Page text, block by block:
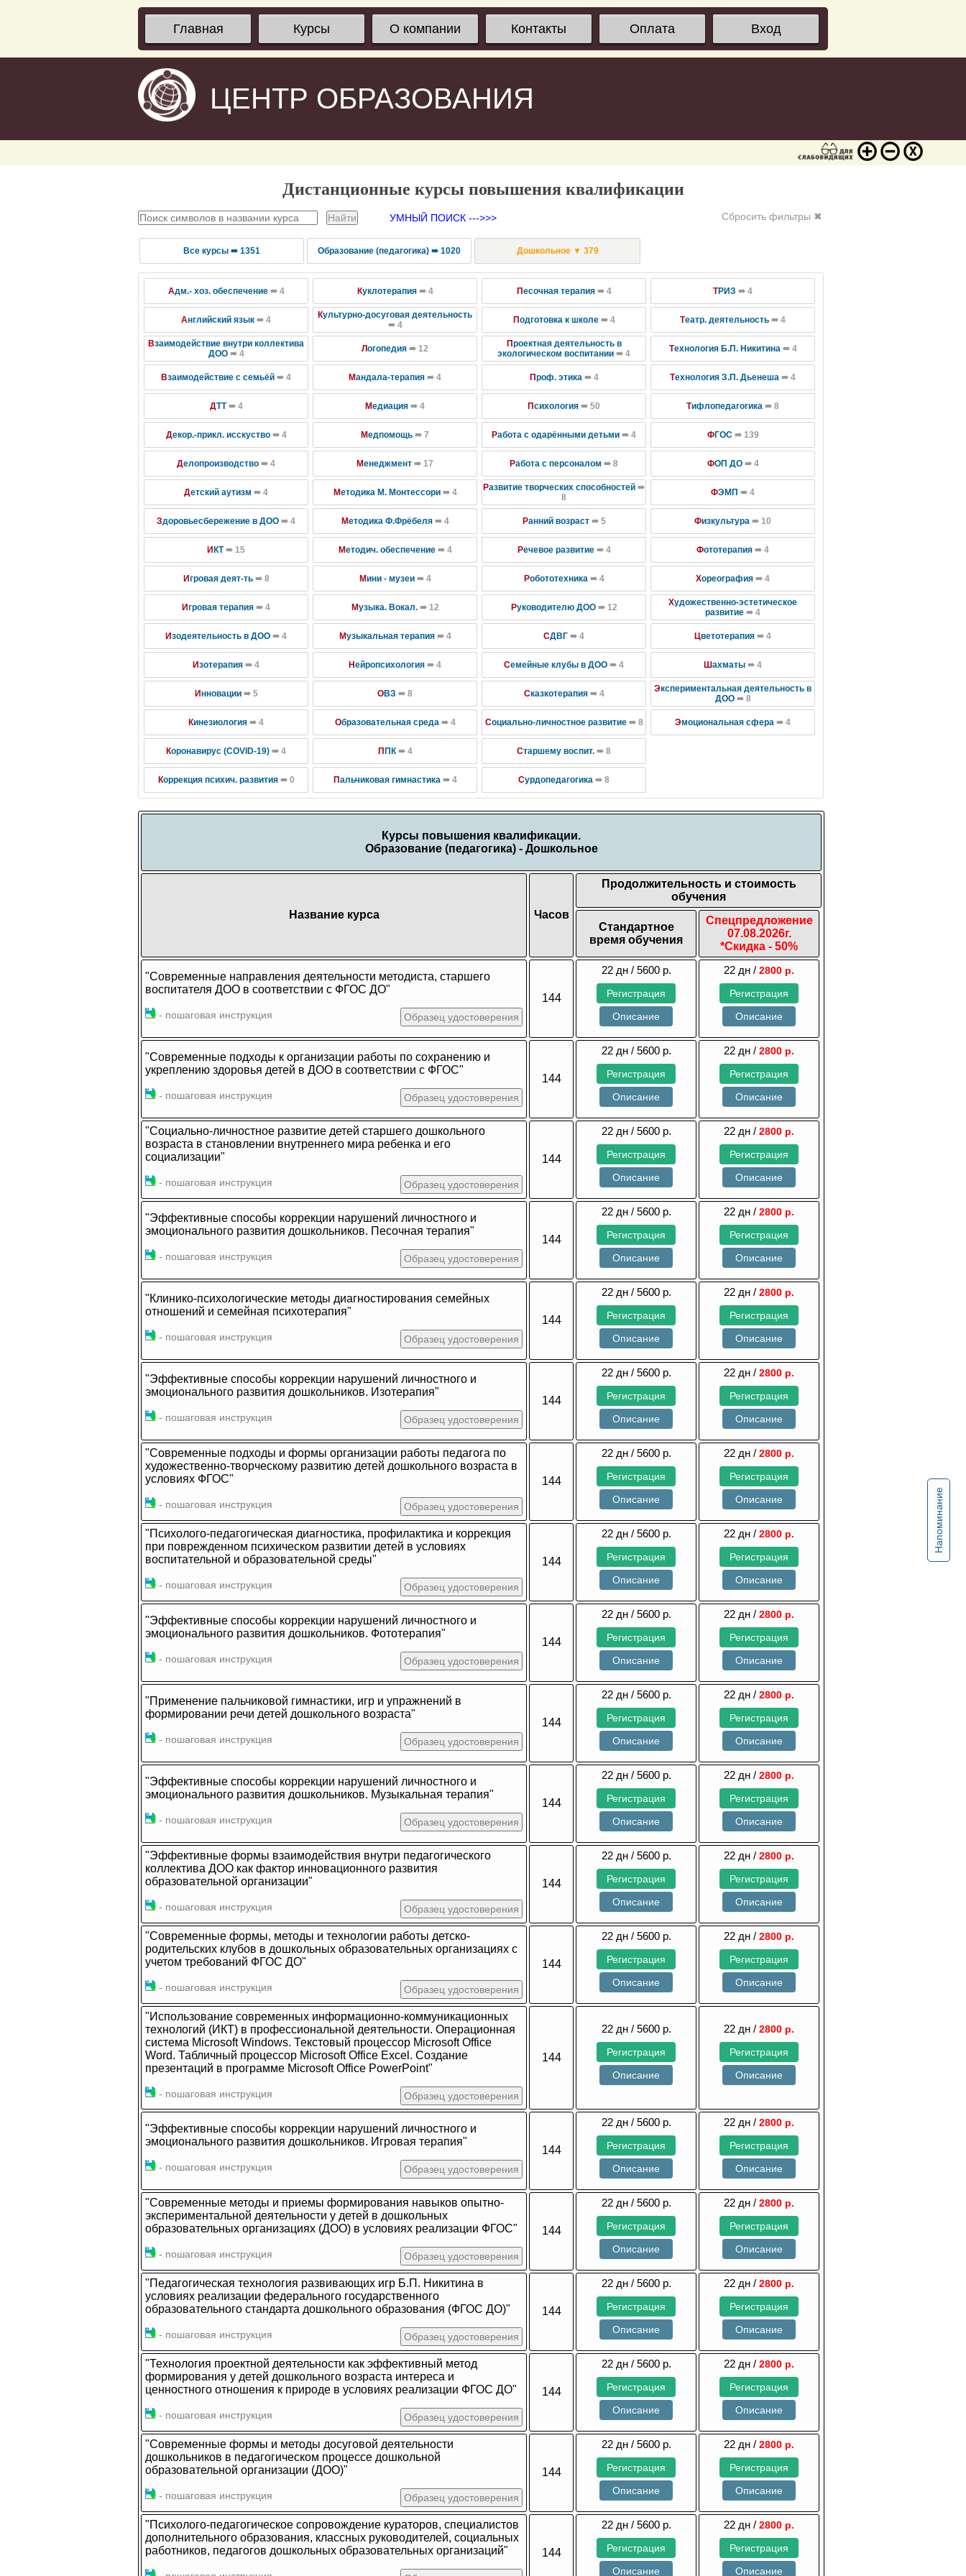
Главная Курсы О компании Контакты Оплата Вход
ЦЕНТР ОБРАЗОВАНИЯ
Напоминание
Дистанционные курсы повышения квалификации
УМНЫЙ ПОИСК --->>> Сбросить фильтры ✖
Все курсы ➠ 1351 Образование (педагогика) ➠ 1020 Дошкольное ▼ 379
Адм.- хоз. обеспечение ➠ 4
Английский язык ➠ 4
Взаимодействие внутри коллектива
ДОО ➠ 4
Взаимодействие с семьёй ➠ 4
ДТТ➠ 4
Декор.-прикл. исскуство ➠ 4
Делопроизводство ➠ 4
Детский аутизм ➠ 4
Здоровьесбережение в ДОО ➠ 4
И КТ➠ 15
Игровая деят-ть ➠ 8
Игровая терапия ➠ 4
Изодеятельность в ДОО ➠ 4
Изотерапия ➠ 4
Инновации ➠ 5
Кинезиология ➠ 4
Коронавирус (COVID-19) ➠ 4
Коррекция психич. развития ➠ 0
Куклотерапия ➠ 4
Культурно-досуговая деятельность
➠ 4
Логопедия ➠ 12
Мандала-терапия ➠ 4
Медиация ➠ 4
Медпомощь ➠ 7
Менеджмент ➠ 17
Методика М. Монтессори ➠ 4
Методика Ф.Фрёбеля ➠ 4
Методич. обеспечение ➠ 4
Мини - музеи ➠ 4
Музыка. Вокал. ➠ 12
Музыкальная терапия ➠ 4
Нейропсихология ➠ 4
ОВЗ ➠ 8
Образовательная среда ➠ 4
П ПК➠ 4
Пальчиковая гимнастика ➠ 4
Песочная терапия ➠ 4
Подготовка к школе ➠ 4
Проектная деятельность в
экологическом воспитании ➠ 4
Проф. этика ➠ 4
Психология ➠ 50
Работа с одарёнными детьми ➠ 4
Работа с персоналом ➠ 8
Развитие творческих cпoсобностей ➠
8
Ранний возраст ➠ 5
Речевое развитие ➠ 4
Робототехника ➠ 4
Руководителю ДОО ➠ 12
СДВГ ➠ 4
Семейные клубы в ДОО ➠ 4
Сказкотерапия ➠ 4
Социально-личностное развитие ➠ 8
Старшему воспит. ➠ 8
Сурдопедагогика ➠ 8
ТРИЗ ➠ 4
Театр. деятельность ➠ 4
Технология Б.П. Никитина ➠ 4
Технология З.П. Дьенеша ➠ 4
Тифлопедагогика ➠ 8
ФГОС ➠ 139
ФОП ДО ➠ 4
ФЭМП ➠ 4
Физкультура ➠ 10
Фототерапия ➠ 4
Хореография ➠ 4
Художественно-эстетическое
развитие ➠ 4
Цветотерапия ➠ 4
Шахматы ➠ 4
Экспериментальная деятельность в
ДОО ➠ 8
Эмоциональная сфера ➠ 4
Курсы повышения квалификации.
Образование (педагогика) - Дошкольное
Название курса Часов
Продолжительность и стоимость
обучения
Стандартное
время обучения
Спецпредложение
07.08.2026г.
*Скидка - 50%
"Современные направления деятельности методиста, старшего
воспитателя ДОО в соответствии с ФГОС ДО"
- пошаговая инструкция Образец удостоверения
144
22 дн / 5600 р.
Регистрация
Описание
22 дн / 2800 р.
Регистрация
Описание
"Современные подходы к организации работы по сохранению и
укреплению здоровья детей в ДОО в соответствии с ФГОС"
- пошаговая инструкция Образец удостоверения
144
22 дн / 5600 р.
Регистрация
Описание
22 дн / 2800 р.
Регистрация
Описание
"Социально-личностное развитие детей старшего дошкольного
возраста в становлении внутреннего мира ребенка и его
социализации"
- пошаговая инструкция Образец удостоверения
144
22 дн / 5600 р.
Регистрация
Описание
22 дн / 2800 р.
Регистрация
Описание
"Эффективные способы коррекции нарушений личностного и
эмоционального развития дошкольников. Песочная терапия"
- пошаговая инструкция Образец удостоверения
144
22 дн / 5600 р.
Регистрация
Описание
22 дн / 2800 р.
Регистрация
Описание
"Клинико-психологические методы диагностирования семейных
отношений и семейная психотерапия"
- пошаговая инструкция Образец удостоверения
144
22 дн / 5600 р.
Регистрация
Описание
22 дн / 2800 р.
Регистрация
Описание
"Эффективные способы коррекции нарушений личностного и
эмоционального развития дошкольников. Изотерапия"
- пошаговая инструкция Образец удостоверения
144
22 дн / 5600 р.
Регистрация
Описание
22 дн / 2800 р.
Регистрация
Описание
"Современные подходы и формы организации работы педагога по
художественно-творческому развитию детей дошкольного возраста в
условиях ФГОС"
- пошаговая инструкция Образец удостоверения
144
22 дн / 5600 р.
Регистрация
Описание
22 дн / 2800 р.
Регистрация
Описание
"Психолого-педагогическая диагностика, профилактика и коррекция
при поврежденном психическом развитии детей в условиях
воспитательной и образовательной среды"
- пошаговая инструкция Образец удостоверения
144
22 дн / 5600 р.
Регистрация
Описание
22 дн / 2800 р.
Регистрация
Описание
"Эффективные способы коррекции нарушений личностного и
эмоционального развития дошкольников. Фототерапия"
- пошаговая инструкция Образец удостоверения
144
22 дн / 5600 р.
Регистрация
Описание
22 дн / 2800 р.
Регистрация
Описание
"Применение пальчиковой гимнастики, игр и упражнений в
формировании речи детей дошкольного возраста"
- пошаговая инструкция Образец удостоверения
144
22 дн / 5600 р.
Регистрация
Описание
22 дн / 2800 р.
Регистрация
Описание
"Эффективные способы коррекции нарушений личностного и
эмоционального развития дошкольников. Музыкальная терапия"
- пошаговая инструкция Образец удостоверения
144
22 дн / 5600 р.
Регистрация
Описание
22 дн / 2800 р.
Регистрация
Описание
"Эффективные формы взаимодействия внутри педагогического
коллектива ДОО как фактор инновационного развития
образовательной организации"
- пошаговая инструкция Образец удостоверения
144
22 дн / 5600 р.
Регистрация
Описание
22 дн / 2800 р.
Регистрация
Описание
"Современные формы, методы и технологии работы детско-
родительских клубов в дошкольных образовательных организациях с
учетом требований ФГОС ДО"
- пошаговая инструкция Образец удостоверения
144
22 дн / 5600 р.
Регистрация
Описание
22 дн / 2800 р.
Регистрация
Описание
"Использование современных информационно-коммуникационных
технологий (ИКТ) в профессиональной деятельности. Операционная
система Microsoft Windows. Текстовый процессор Microsoft Office
Word. Табличный процессор Microsoft Office Excel. Создание
презентаций в программе Microsoft Office PowerPoint"
- пошаговая инструкция Образец удостоверения
144
22 дн / 5600 р.
Регистрация
Описание
22 дн / 2800 р.
Регистрация
Описание
"Эффективные способы коррекции нарушений личностного и
эмоционального развития дошкольников. Игровая терапия"
- пошаговая инструкция Образец удостоверения
144
22 дн / 5600 р.
Регистрация
Описание
22 дн / 2800 р.
Регистрация
Описание
"Современные методы и приемы формирования навыков опытно-
экспериментальной деятельности у детей в дошкольных
образовательных организациях (ДОО) в условиях реализации ФГОС"
- пошаговая инструкция Образец удостоверения
144
22 дн / 5600 р.
Регистрация
Описание
22 дн / 2800 р.
Регистрация
Описание
"Педагогическая технология развивающих игр Б.П. Никитина в
условиях реализации федерального государственного
образовательного стандарта дошкольного образования (ФГОС ДО)"
- пошаговая инструкция Образец удостоверения
144
22 дн / 5600 р.
Регистрация
Описание
22 дн / 2800 р.
Регистрация
Описание
"Технология проектной деятельности как эффективный метод
формирования у детей дошкольного возраста интереса и
ценностного отношения к природе в условиях реализации ФГОС ДО"
- пошаговая инструкция Образец удостоверения
144
22 дн / 5600 р.
Регистрация
Описание
22 дн / 2800 р.
Регистрация
Описание
"Современные формы и методы досуговой деятельности
дошкольников в педагогическом процессе дошкольной
образовательной организации (ДОО)"
- пошаговая инструкция Образец удостоверения
144
22 дн / 5600 р.
Регистрация
Описание
22 дн / 2800 р.
Регистрация
Описание
"Психолого-педагогическое сопровождение кураторов, специалистов
дополнительного образования, классных руководителей, социальных
работников, педагогов дошкольных образовательных организаций"
144
22 дн / 5600 р.
Регистрация
Описание
22 дн / 2800 р.
Регистрация
Описание